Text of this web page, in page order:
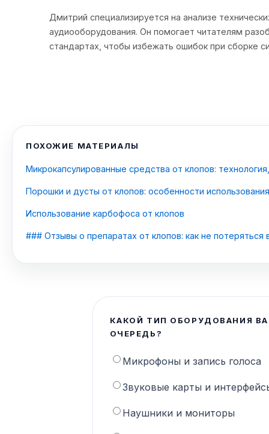
Дмитрий специализируется на анализе
аудиооборудования. Он помогает читателям
стандартах, чтобы избежать ошибок при сборке
ПОХОЖИЕ МАТЕРИАЛЫ
Микрокапсулированные средства от клопов:
Порошки и дусты от клопов: особенности использования
Использование карбофоса от клопов
### Отзывы о препаратах от клопов: как не
КАКОЙ ТИП ОБОРУДОВАНИЯ
ОЧЕРЕДЬ?
Микрофоны и запись голоса
Звуковые карты и
Наушники и мониторы